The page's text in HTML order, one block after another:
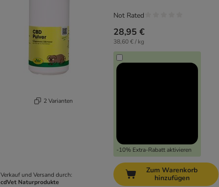
2 Varianten
Verkauf und Versand durch:
cdVet Naturprodukte
28,95 €
38,60 € / kg
-10% Extra-Rabatt aktivieren
Not Rated
Zum Warenkorb
hinzufügen